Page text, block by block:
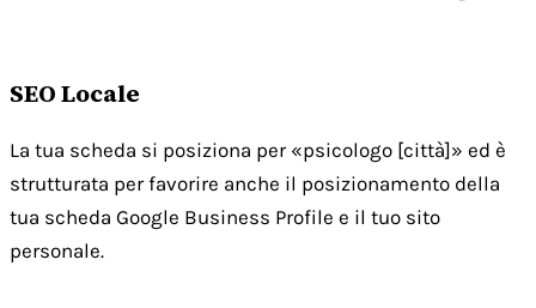
SEO Locale
La tua scheda si posiziona per «psicologo [città]» ed è
strutturata per favorire anche il posizionamento della
tua scheda Google Business Profile e il tuo sito
personale.